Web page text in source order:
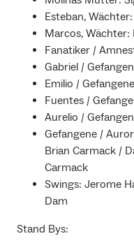
Esteban,
Marcos, Wächter:
Fanatiker /
Gabriel /
Emilio /
Fuentes /
Aurelio /
Gefangene /
Brian Carmack /
Carmack
Swings: Jerome
Dam
Stand Bys: